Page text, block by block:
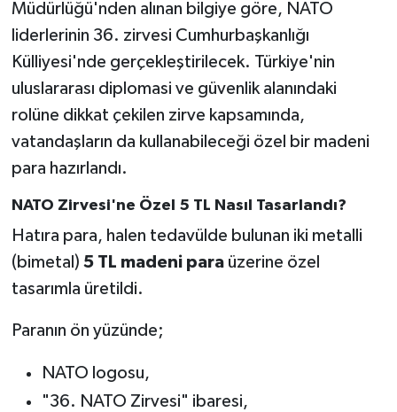
Müdürlüğü'nden alınan bilgiye göre, NATO
liderlerinin 36. zirvesi Cumhurbaşkanlığı
Külliyesi'nde gerçekleştirilecek. Türkiye'nin
uluslararası diplomasi ve güvenlik alanındaki
rolüne dikkat çekilen zirve kapsamında,
vatandaşların da kullanabileceği özel bir madeni
para hazırlandı.
NATO Zirvesi'ne Özel 5 TL Nasıl Tasarlandı?
Hatıra para, halen tedavülde bulunan iki metalli
(bimetal) 5 TL madeni paraüzerine özel
tasarımla üretildi.
Paranın ön yüzünde;
NATO logosu,
"36. NATO Zirvesi" ibaresi,